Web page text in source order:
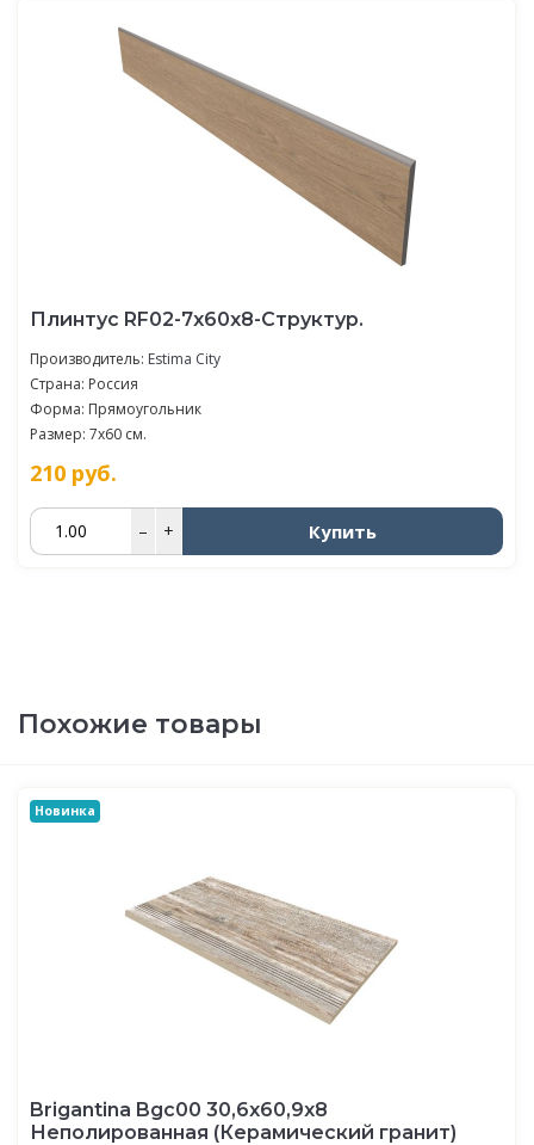
Плинтус RF02-7x60х8-Структур.
Производитель: Estima City
Страна: Россия
Форма: Прямоугольник
Размер: 7x60 см.
210 руб.
– + Купить
Похожие товары
Новинка
Brigantina Bgc00 30,6x60,9x8
Неполированная (Керамический гранит)